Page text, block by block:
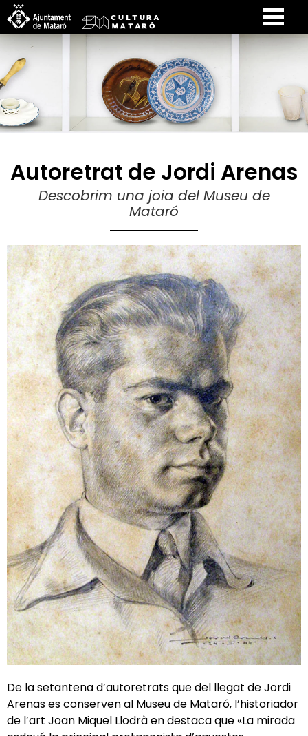
Autoretrat de Jordi Arenas
Descobrim una joia del Museu de
Mataró
De la setantena d’autoretrats que del llegat de Jordi
Arenas es conserven al Museu de Mataró, l’historiador
de l’art Joan Miquel Llodrà en destaca que «La mirada